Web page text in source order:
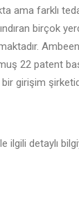
ama farklı
birçok
22 patent
girişim
ilgili detaylı